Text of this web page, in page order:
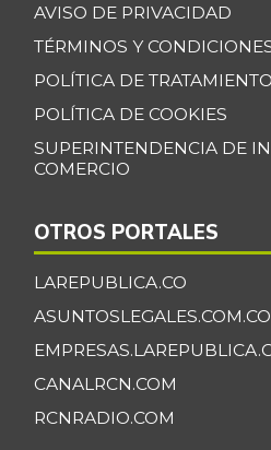
AVISO DE PRIVACIDAD
TÉRMINOS Y
POLÍTICA DE
POLÍTICA DE COOKIES
SUPERINTENDENCIA DE
COMERCIO
OTROS PORTALES
LAREPUBLICA.CO
ASUNTOSLEGALES.COM.CO
CANALRCN.COM
RCNRADIO.COM